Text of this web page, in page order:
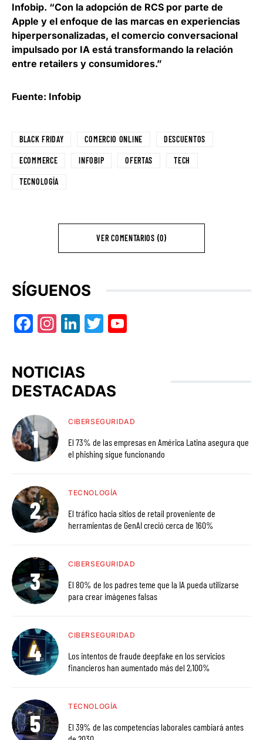
Infobip. “Con la adopción de RCS por parte de
Apple y el enfoque de las marcas en experiencias
hiperpersonalizadas, el comercio conversacional
impulsado por IA está transformando la relación
entre retailers y consumidores.”
Fuente: Infobip
BLACK FRIDAY COMERCIO ONLINE DESCUENTOS
ECOMMERCE INFOBIP OFERTAS TECH
TECNOLOGÍA
VER COMENTARIOS (0)
SÍGUENOS
Facebook
Instagram
LinkedIn
Twitter
NOTICIAS
DESTACADAS
CIBERSEGURIDAD
El 73% de las empresas en América Latina asegura que
el phishing sigue funcionando
TECNOLOGÍA
El tráfico hacia sitios de retail proveniente de
herramientas de GenAI creció cerca de 160%
CIBERSEGURIDAD
El 80% de los padres teme que la IA pueda utilizarse
para crear imágenes falsas
CIBERSEGURIDAD
Los intentos de fraude deepfake en los servicios
financieros han aumentado más del 2,100%
TECNOLOGÍA
El 39% de las competencias laborales cambiará antes